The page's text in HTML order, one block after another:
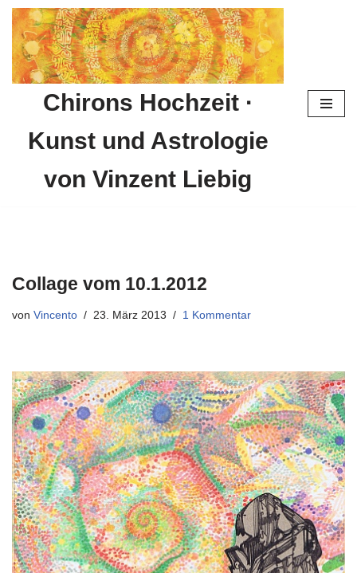
Zum
Inhalt
springen
Chirons Hochzeit ·
Kunst und Astrologie
von Vinzent Liebig
Collage vom 10.1.2012
von Vincento 23. März 2013 1 Kommentar